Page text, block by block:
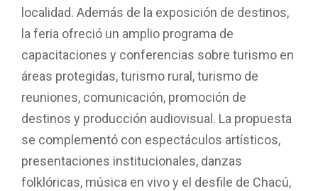
localidad. Además de la exposición de destinos,
la feria ofreció un amplio programa de
capacitaciones y conferencias sobre turismo en
áreas protegidas, turismo rural, turismo de
reuniones, comunicación, promoción de
destinos y producción audiovisual. La propuesta
se complementó con espectáculos artísticos,
presentaciones institucionales, danzas
folklóricas, música en vivo y el desfile de Chacú,